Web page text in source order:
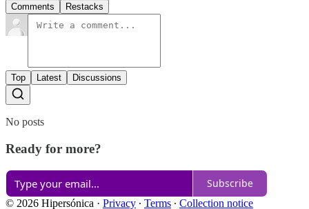
Comments Restacks
Top Latest Discussions
No posts
Ready for more?
Subscribe
© 2026 Hipersónica · Privacy ∙ Terms ∙ Collection notice